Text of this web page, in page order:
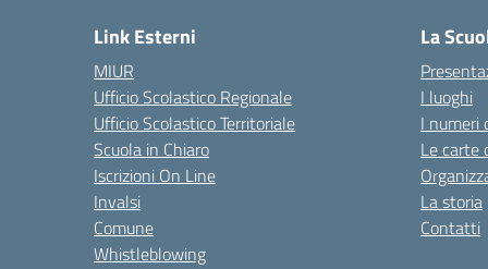
Link Esterni
MIUR
Ufficio Scolastico Regionale
Ufficio Scolastico Territoriale
Scuola in Chiaro
Iscrizioni On Line
Invalsi
Comune
Whistleblowing
La
I luoghi
I numeri
Le carte
La storia
Contatti